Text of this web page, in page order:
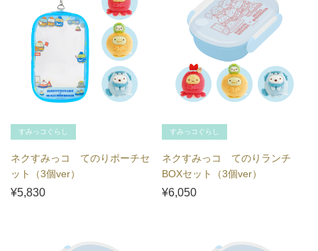
すみっコぐらし
ネクすみっコ てのりポーチセ
ット（3個ver）
¥5,830
すみっコぐらし
ネクすみっコ てのりランチ
BOXセット（3個ver）
¥6,050